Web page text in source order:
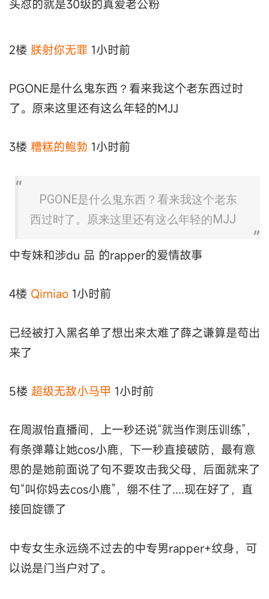
头怼的就是30级的真爱老公粉
2楼 朕射你无罪 1小时前
PGONE是什么鬼东西？看来我这个老东西过时
了。原来这里还有这么年轻的MJJ
3楼 糟糕的鲍勃 1小时前
PGONE是什么鬼东西？看来我这个老东
西过时了。原来这里还有这么年轻的MJJ
中专妹和涉du 品 的rapper的爱情故事
4楼 Qimiao 1小时前
已经被打入黑名单了想出来太难了薛之谦算是苟出
来了
5楼 超级无敌小马甲 1小时前
在周淑怡直播间，上一秒还说“就当作测压训练”，
有条弹幕让她cos小鹿，下一秒直接破防，最有意
思的是她前面说了句不要攻击我父母，后面就来了
句“叫你妈去cos小鹿”，绷不住了....现在好了，直
接回旋镖了
中专女生永远绕不过去的中专男rapper+纹身，可
以说是门当户对了。